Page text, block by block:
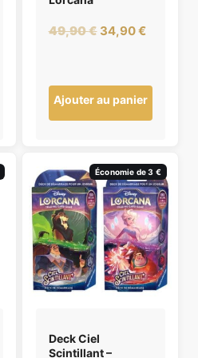
49,90€ Le
était :
49,90 €.
34,90€Le
est :
34,90 €.
Ajouter au panier
Économie de 3 €
Deck Ciel
Scintillant –